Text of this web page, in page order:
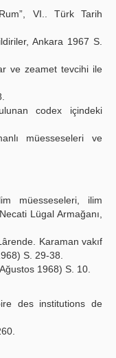
VI.. Türk Tarih
Ankara 1967 S.
ve zeamet tevcihi ile
codex içindeki
müesseseleri ve
müesseseleri, ilim
Lügal Armağanı,
Karaman vakıf
S. 29-38.
1968) S. 10.
des institutions de